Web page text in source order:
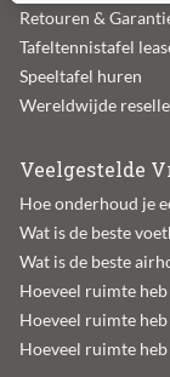
Retouren &
Tafeltennistafel
Speeltafel huren
Wereldwijde
Veelgestelde
Hoe onderhoud je
Wat is de beste
Wat is de beste
Hoeveel ruimte
Hoeveel ruimte
Hoeveel ruimte